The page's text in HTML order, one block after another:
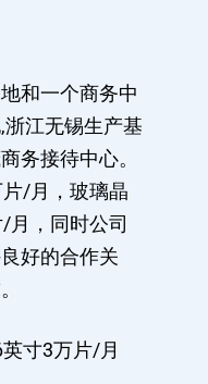
和一个商务中
江无锡生产基
务接待中心。
/月，玻璃晶
月，同时公司
好的合作关
寸3万片/月